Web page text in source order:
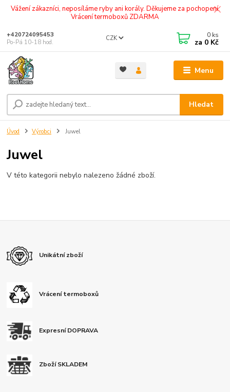
Vážení zákazníci, neposíláme ryby ani korály. Děkujeme za pochopení.
Vrácení termoboxů ZDARMA
Menu
CZK
Hledat
+420724095453
Po-Pá 10-18 hod.
0 ks
za 0 Kč
Úvod Výrobci Juwel
Juwel
V této kategorii nebylo nalezeno žádné zboží.
Unikátní zboží
Vrácení termoboxů
Expresní DOPRAVA
Zboží SKLADEM